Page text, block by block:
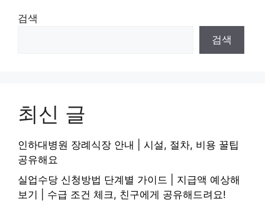
검색
검색
최신 글
인하대병원 장례식장 안내 | 시설, 절차, 비용 꿀팁
공유해요
실업수당 신청방법 단계별 가이드 | 지급액 예상해
보기 | 수급 조건 체크, 친구에게 공유해드려요!